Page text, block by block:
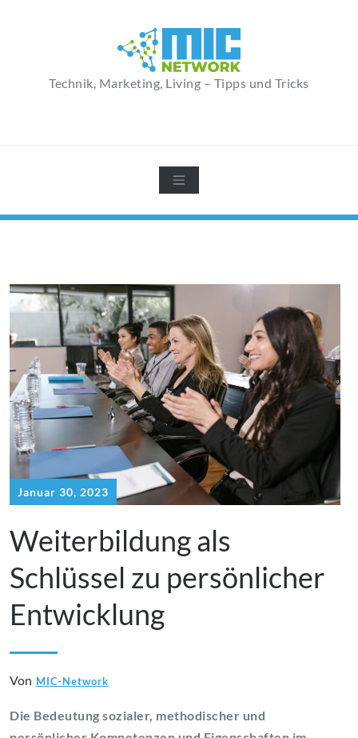
Technik, Marketing, Living – Tipps und Tricks
Januar 30, 2023
Weiterbildung als
Schlüssel zu persönlicher
Entwicklung
Von MIC-Network
Die Bedeutung sozialer, methodischer und